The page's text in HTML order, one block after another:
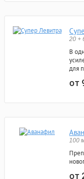
20 +
В
для
от
100
от